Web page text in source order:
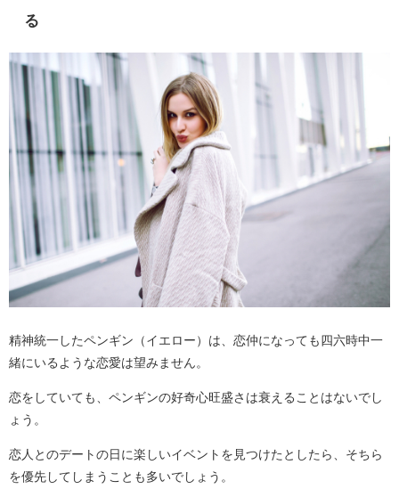
る
精神統一したペンギン（イエロー）は、恋仲になっても四六時中一
緒にいるような恋愛は望みません。
恋をしていても、ペンギンの好奇心旺盛さは衰えることはないでし
ょう。
恋人とのデートの日に楽しいイベントを見つけたとしたら、そちら
を優先してしまうことも多いでしょう。